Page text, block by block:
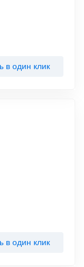
в один клик
в один клик